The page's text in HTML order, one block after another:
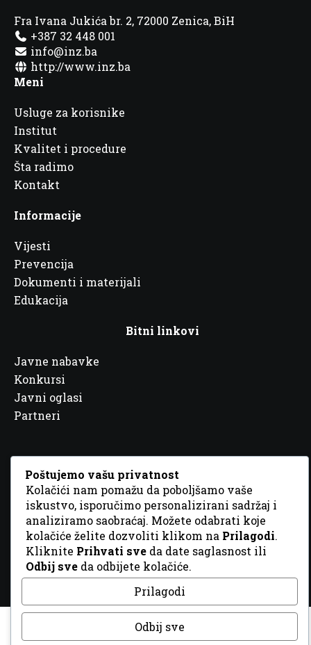
Fra Ivana Jukića br. 2, 72000 Zenica, BiH
+387 32 448 001
info@inz.ba
http://www.inz.ba
Meni
Usluge za korisnike
Institut
Kvalitet i procedure
Šta radimo
Kontakt
Informacije
Vijesti
Prevencija
Dokumenti i materijali
Edukacija
Bitni linkovi
Javne nabavke
Konkursi
Javni oglasi
Partneri
© 2026 Sva prava zadržana. DizajnGordonDM
Poštujemo vašu privatnost
Kolačići nam pomažu da poboljšamo vaše
iskustvo, isporučimo personalizirani sadržaj i
analiziramo saobraćaj. Možete odabrati koje
kolačiće želite dozvoliti klikom na Prilagodi.
Kliknite Prihvati sve da date saglasnost ili
Odbij sve da odbijete kolačiće.
Prilagodi
Odbij sve